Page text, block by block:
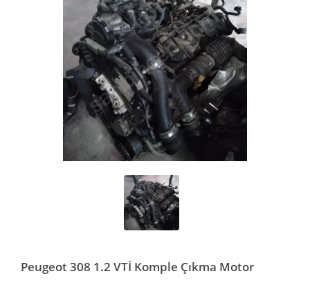
Peugeot 308 1.2 VTİ Komple Çıkma Motor